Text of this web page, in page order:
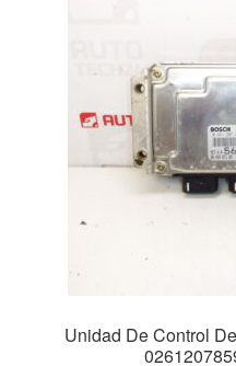
Unidad De Control